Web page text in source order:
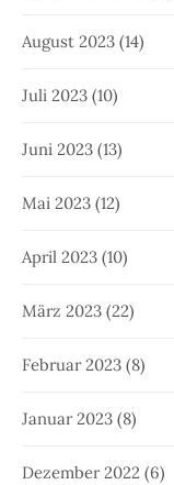
August 2023 (14)
Juli 2023 (10)
Juni 2023 (13)
Mai 2023 (12)
April 2023 (10)
März 2023 (22)
Februar 2023 (8)
Januar 2023 (8)
Dezember 2022 (6)